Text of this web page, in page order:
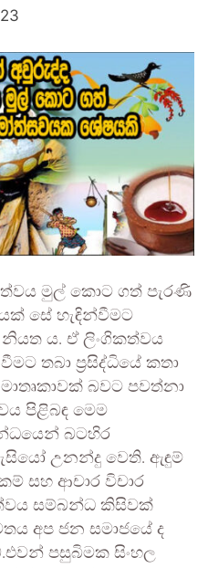
මුල් කොට ගත් පැරණි
සේ හැඳින්වීමට
ය. ඒ ලිංගිකත්වය
තබා ප්‍රසිද්ධියේ කතා
බවට පවත්නා
පිළිබඳ මෙම
බටහිර
උනන්දු වෙති. ඇඳුම්
සහ ආචාර විචාර
සම්බන්ධ කිසිවක්
අප ජන සමාජයේ ද
පසුබිමක සිංහල